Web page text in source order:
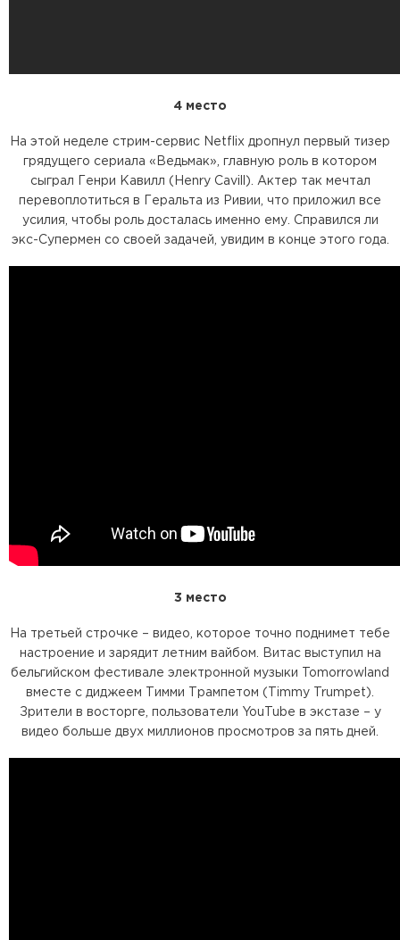
4 место
На этой неделе стрим-сервис Netflix дропнул первый тизер
грядущего сериала «Ведьмак», главную роль в котором
сыграл Генри Кавилл (Henry Cavill). Актер так мечтал
перевоплотиться в Геральта из Ривии, что приложил все
усилия, чтобы роль досталась именно ему. Справился ли
экс-Супермен со своей задачей, увидим в конце этого года.
3 место
На третьей строчке – видео, которое точно поднимет тебе
настроение и зарядит летним вайбом. Витас выступил на
бельгийском фестивале электронной музыки Tomorrowland
вместе с диджеем Тимми Трампетом (Timmy Trumpet).
Зрители в восторге, пользователи YouTube в экстазе – у
видео больше двух миллионов просмотров за пять дней.